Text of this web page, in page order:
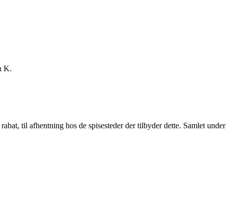
K.
til afhentning hos de spisesteder der tilbyder dette. Samlet under